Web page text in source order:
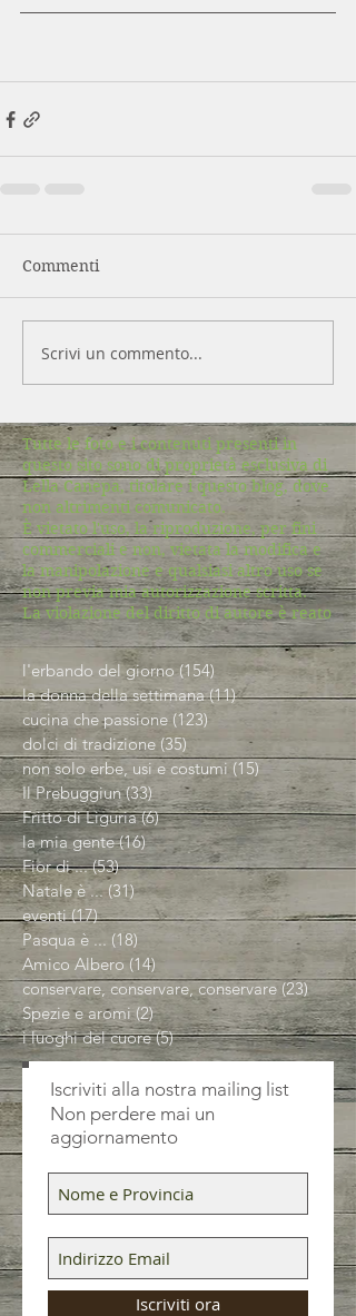
Commenti
Scrivi un commento...
Tutte le foto e i contenuti presenti in
questo sito sono di proprietà esclusiva di
Lella Canepa, titolare i questo blog, dove
non altrimenti comunicato.
È vietato l'uso, la riproduzione, per fini
commerciali e non, vietata la modifica e
la manipolazione e qualsiasi altro uso se
non previa mia autorizzazione scritta.
La violazione del diritto di autore è reato
l'erbando del giorno (154) 154 post
la donna della settimana (11)11 post
cucina che passione (123) 123 post
dolci di tradizione (35) 35 post
non solo erbe, usi e costumi (15) 15 post
Il Prebuggiun (33)33 post
Fritto di Liguria (6)6 post
la mia gente (16)16 post
Fior di ... (53)53 post
Natale è ... (31)31 post
eventi (17)17 post
Pasqua è ... (18) 18 post
Amico Albero (14) 14 post
conservare, conservare, conservare (23)23 post
Spezie e aromi (2)2 post
i luoghi del cuore (5)5 post
Iscriviti alla nostra mailing list
Non perdere mai un
aggiornamento
Iscriviti ora